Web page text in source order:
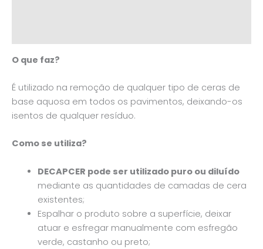
O que faz?
É utilizado na remoção de qualquer tipo de ceras de
base aquosa em todos os pavimentos, deixando-os
isentos de qualquer resíduo.
Como se utiliza?
DECAPCER pode ser utilizado puro ou diluído
mediante as quantidades de camadas de cera
existentes;
Espalhar o produto sobre a superfície, deixar
atuar e esfregar manualmente com esfregão
verde, castanho ou preto;